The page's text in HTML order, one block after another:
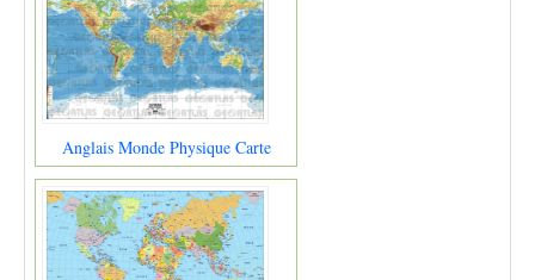
Anglais Monde Physique Carte